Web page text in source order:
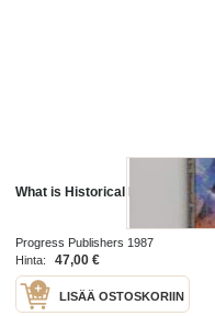
What is Historical Materialism?
Progress Publishers 1987
Hinta:
47,00 €
LISÄÄ OSTOSKORIIN